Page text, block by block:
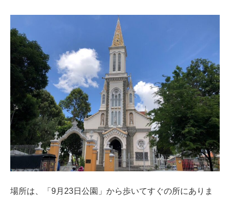
場所は、「9月23日公園」から歩いてすぐの所にありま